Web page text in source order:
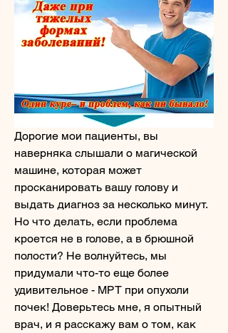
Дорогие мои пациенты, вы
наверняка слышали о магической
машине, которая может
просканировать вашу голову и
выдать диагноз за несколько минут.
Но что делать, если проблема
кроется не в голове, а в брюшной
полости? Не волнуйтесь, мы
придумали что-то еще более
удивительное - МРТ при опухоли
почек! Доверьтесь мне, я опытный
врач, и я расскажу вам о том, как